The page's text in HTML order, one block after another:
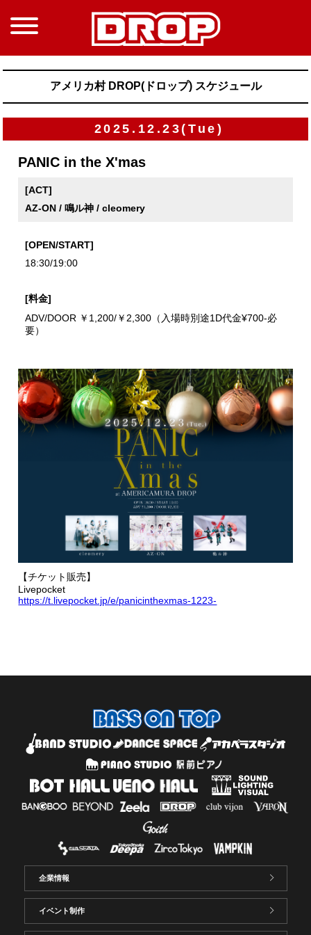
アメリカ村 DROP(ドロップ) スケジュール
2025.12.23(Tue)
PANIC in the X'mas
[ACT]
AZ-ON / 鳴ル神 / cleomery
[OPEN/START]
18:30/19:00
[料金]
ADV/DOOR ￥1,200/￥2,300（入場時別途1D代金¥700-必
要）
【チケット販売】
Livepocket
https://t.livepocket.jp/e/panicinthexmas-1223-
企業情報
イベント制作